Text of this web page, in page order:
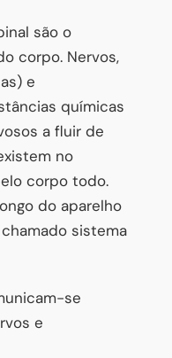
são o
corpo. Nervos,
e
químicas
a fluir de
no
corpo todo.
do aparelho
sistema
se
e